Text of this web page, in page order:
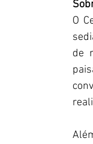
O
de